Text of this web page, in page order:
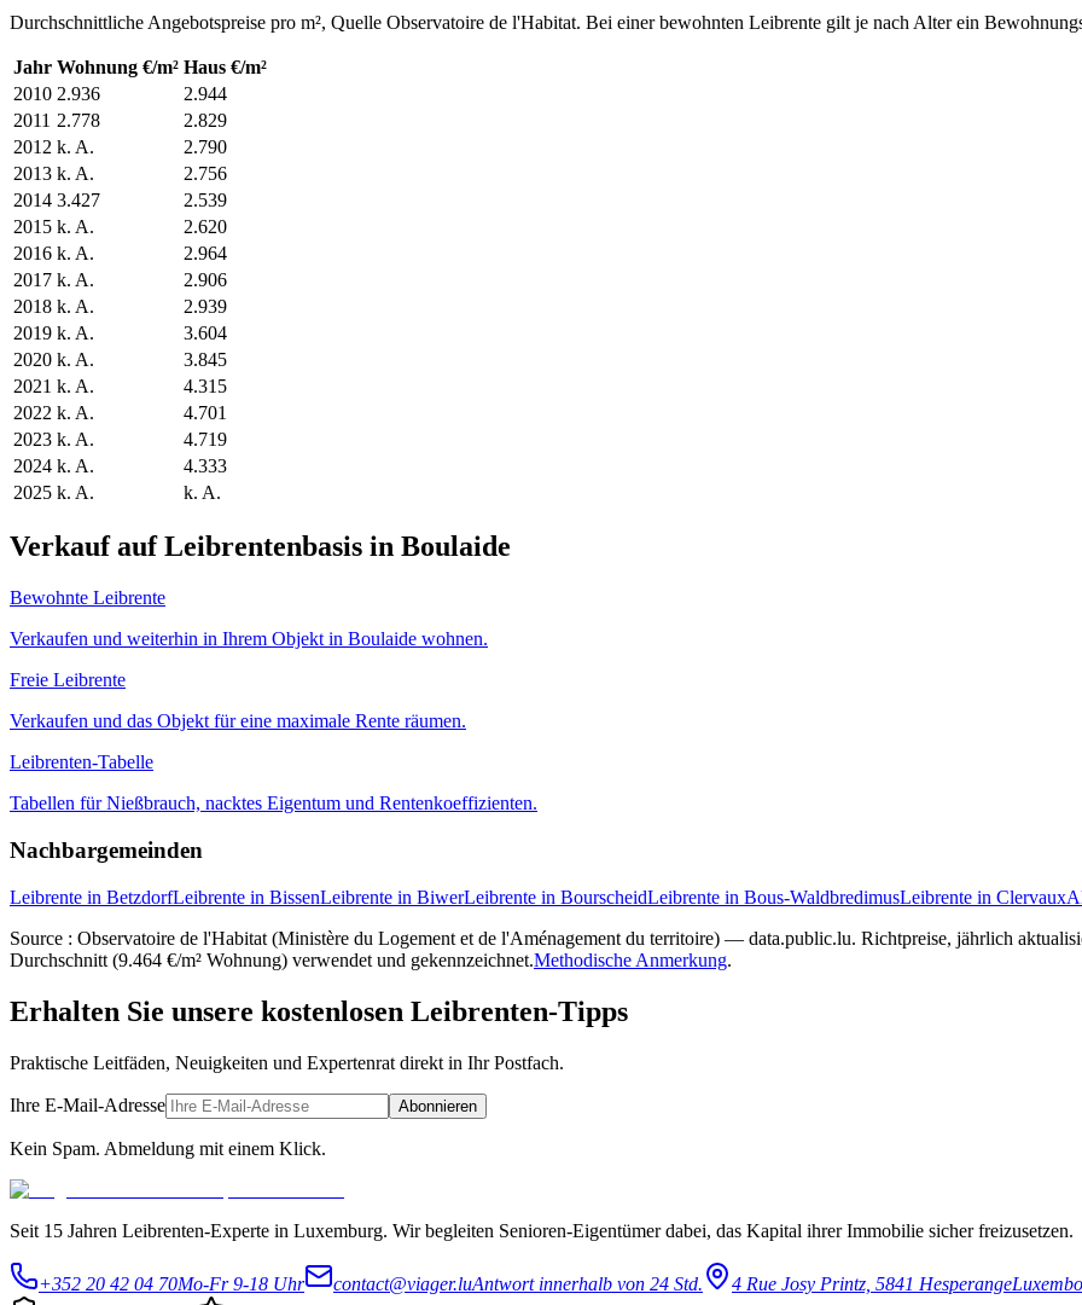
Durchschnittliche Angebotspreise pro m², Quelle Observatoire de l'Habitat. Bei einer bewohnten Leibrente gilt je nach Alter ein
Jahr Wohnung €/m² Haus €/m²
2010 2.936
2.944
2011 2.778
2.829
2012 k. A.
2.790
2013 k. A.
2.756
2014 3.427
2.539
2015 k. A.
2.620
2016 k. A.
2.964
2017 k. A.
2.906
2018 k. A.
2.939
2019 k. A.
3.604
2020 k. A.
3.845
2021 k. A.
4.315
2022 k. A.
4.701
2023 k. A.
4.719
2024 k. A.
4.333
2025 k. A. k. A.
Verkauf auf Leibrentenbasis in Boulaide
Bewohnte Leibrente
Verkaufen und weiterhin in Ihrem Objekt in Boulaide wohnen.
Freie Leibrente
Verkaufen und das Objekt für eine maximale Rente räumen.
Leibrenten-Tabelle
Tabellen für Nießbrauch, nacktes Eigentum und Rentenkoeffizienten.
Nachbargemeinden
Leibrente in BetzdorfLeibrente in BissenLeibrente in BiwerLeibrente in BourscheidLeibrente in Bous-WaldbredimusLeibrente in Clervaux
Source : Observatoire de l'Habitat (Ministère du Logement et de l'Aménagement du territoire) — data.public.lu. Richtpreise, jährlich
Durchschnitt (9.464 €/m² Wohnung) verwendet und gekennzeichnet.Methodische Anmerkung.
Erhalten Sie unsere kostenlosen Leibrenten-Tipps
Praktische Leitfäden, Neuigkeiten und Expertenrat direkt in Ihr Postfach.
Ihre E-Mail-Adresse Abonnieren
Kein Spam. Abmeldung mit einem Klick.
Seit 15 Jahren Leibrenten-Experte in Luxemburg. Wir begleiten Senioren-Eigentümer dabei, das Kapital ihrer Immobilie sicher freizusetzen.
+352 20 42 04 70Mo-Fr 9-18 Uhr contact@viager.luAntwort innerhalb von 24 Std. 4 Rue Josy Printz, 5841 Hesperange